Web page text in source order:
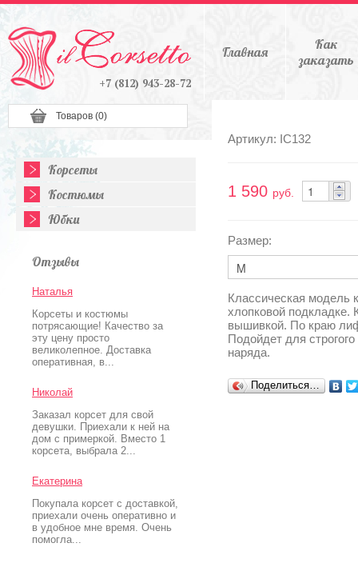
Товаров (0)
+7 (812) 943-28-72
Главная
Как
заказать
Корсеты
Костюмы
Юбки
Отзывы
Наталья
Корсеты и костюмы
потрясающие! Качество за
эту цену просто
великолепное. Доставка
оперативная, в...
Николай
Заказал корсет для свой
девушки. Приехали к ней на
дом с примеркой. Вместо 1
корсета, выбрала 2...
Екатерина
Покупала корсет с доставкой,
приехали очень оперативно и
в удобное мне время. Очень
помогла...
Артикул: IC132
1 590 руб.
Размер:
Классическая модель
хлопковой подкладке.
вышивкой. По краю
Подойдет для
наряда.
Поделиться…